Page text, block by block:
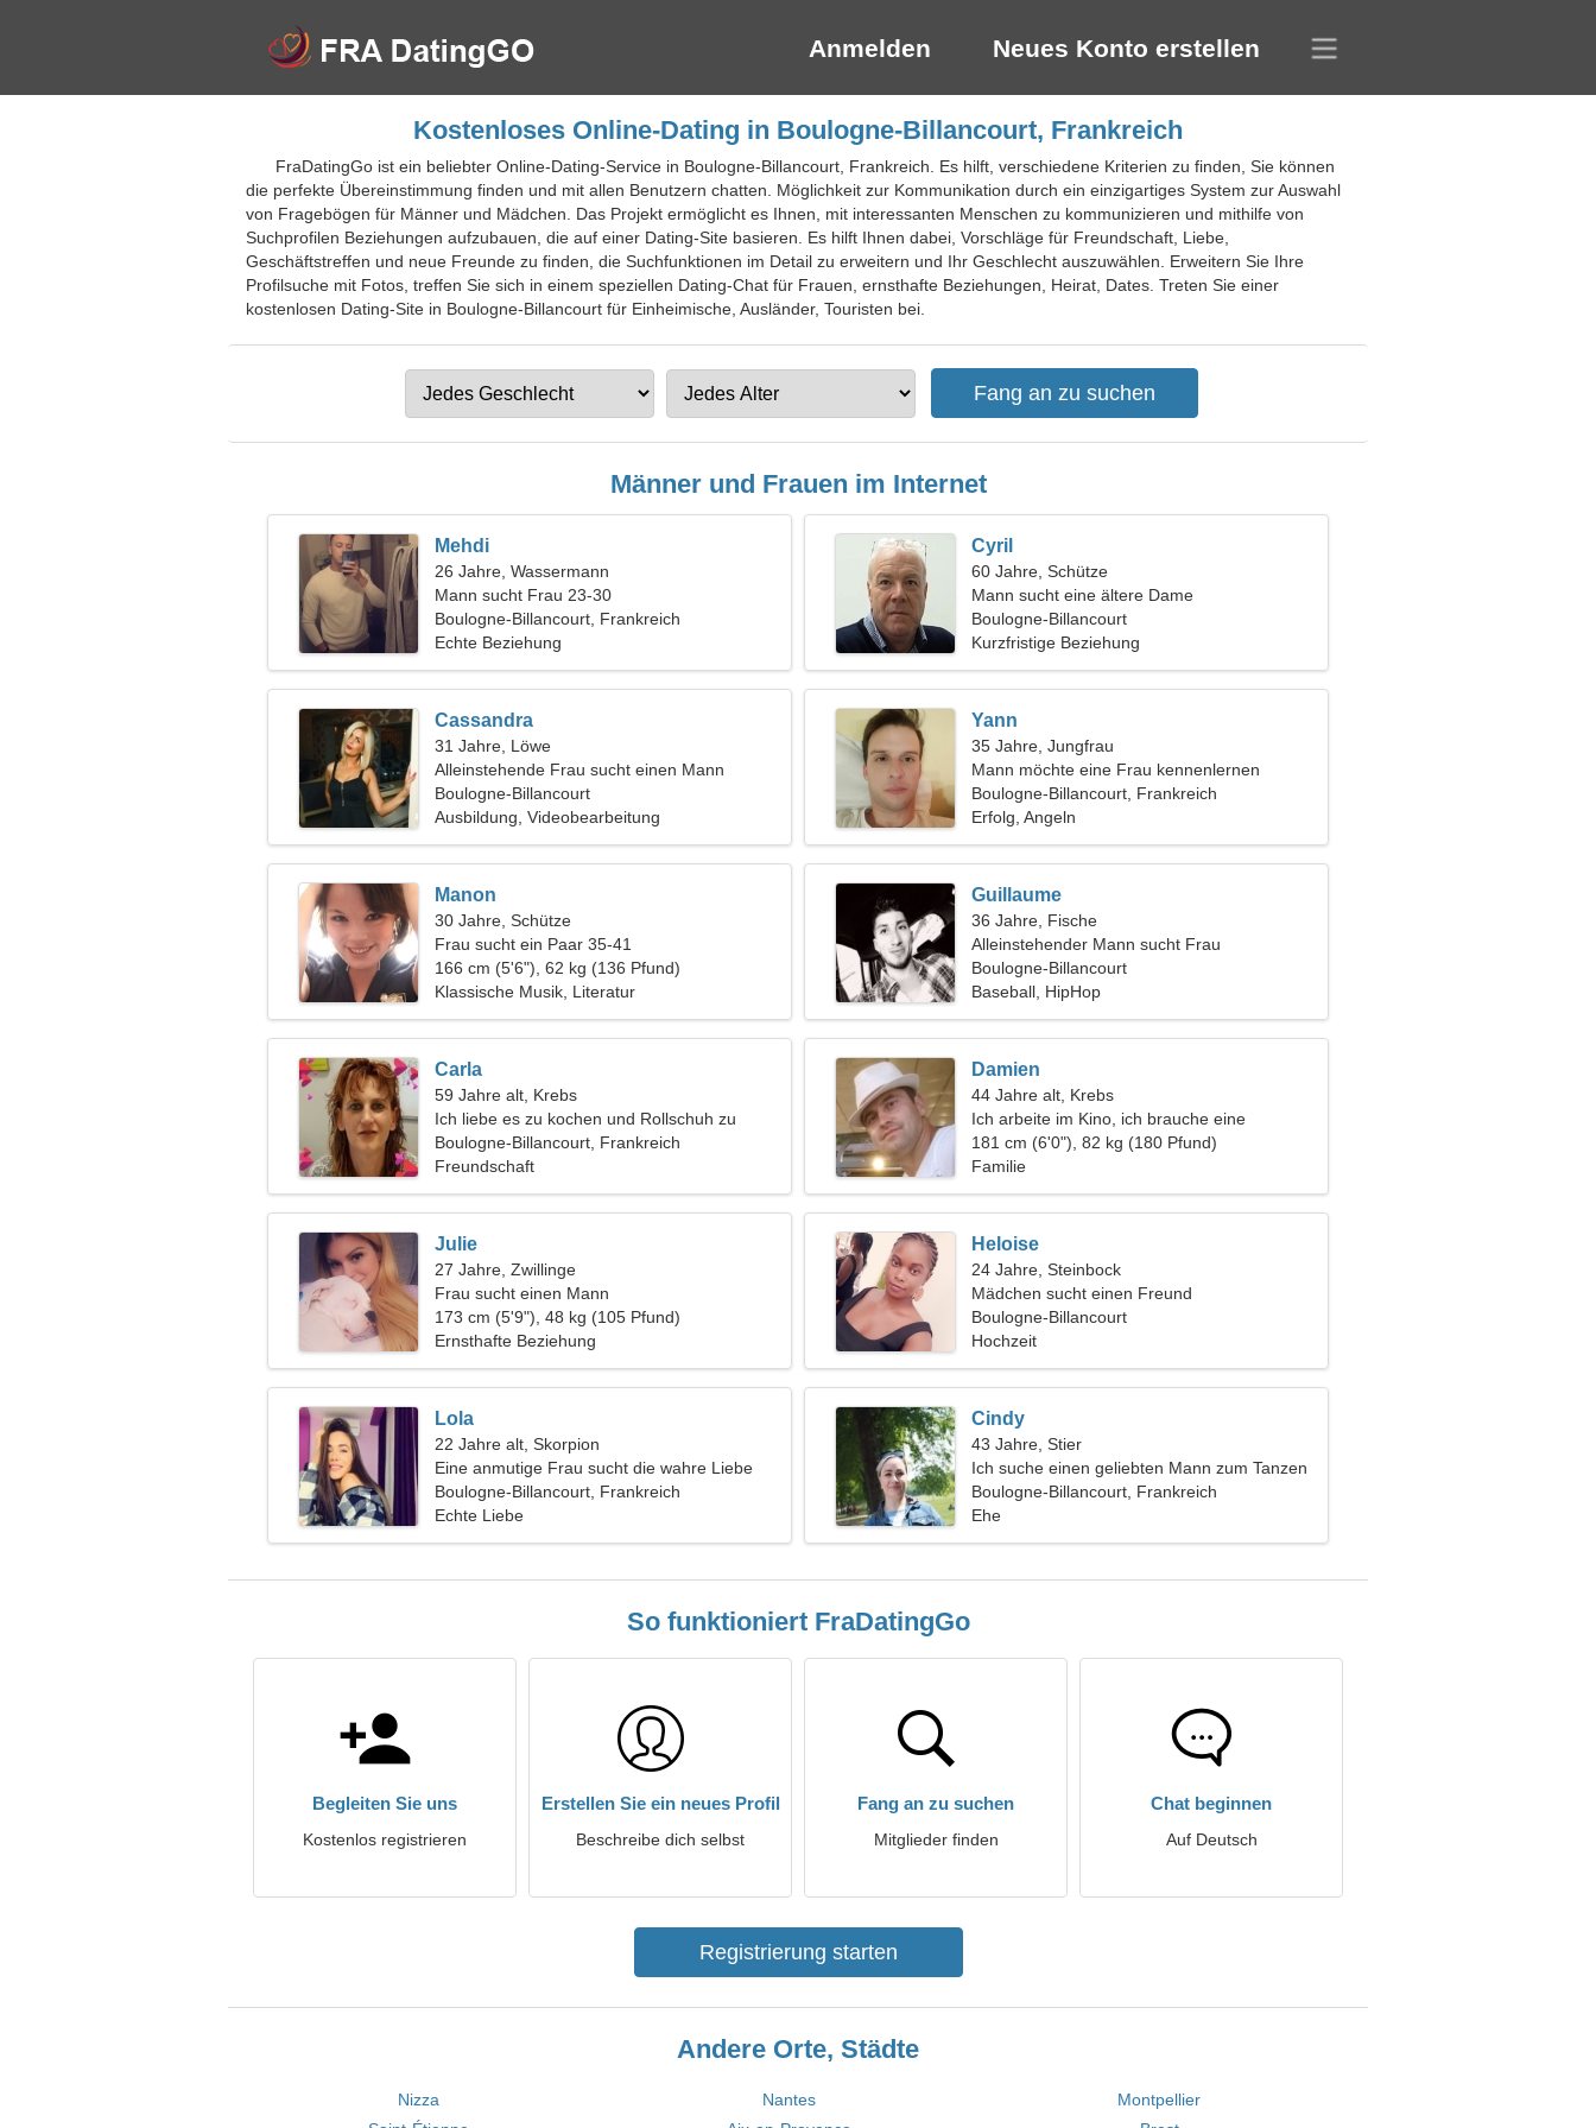
Anmelden Neues Konto erstellen
Kostenloses Online-Dating in Boulogne-Billancourt, Frankreich
FraDatingGo ist ein beliebter Online-Dating-Service in Boulogne-Billancourt, Frankreich. Es hilft, verschiedene Kriterien zu finden, Sie können
die perfekte Übereinstimmung finden und mit allen Benutzern chatten. Möglichkeit zur Kommunikation durch ein einzigartiges System zur Auswahl
von Fragebögen für Männer und Mädchen. Das Projekt ermöglicht es Ihnen, mit interessanten Menschen zu kommunizieren und mithilfe von
Suchprofilen Beziehungen aufzubauen, die auf einer Dating-Site basieren. Es hilft Ihnen dabei, Vorschläge für Freundschaft, Liebe,
Geschäftstreffen und neue Freunde zu finden, die Suchfunktionen im Detail zu erweitern und Ihr Geschlecht auszuwählen. Erweitern Sie Ihre
Profilsuche mit Fotos, treffen Sie sich in einem speziellen Dating-Chat für Frauen, ernsthafte Beziehungen, Heirat, Dates. Treten Sie einer
kostenlosen Dating-Site in Boulogne-Billancourt für Einheimische, Ausländer, Touristen bei.
Männer und Frauen im Internet
Mehdi
26 Jahre, Wassermann
Mann sucht Frau 23-30
Boulogne-Billancourt, Frankreich
Echte Beziehung
Cyril
60 Jahre, Schütze
Mann sucht eine ältere Dame
Boulogne-Billancourt
Kurzfristige Beziehung
Cassandra
31 Jahre, Löwe
Alleinstehende Frau sucht einen Mann
Boulogne-Billancourt
Ausbildung, Videobearbeitung
Yann
35 Jahre, Jungfrau
Mann möchte eine Frau kennenlernen
Boulogne-Billancourt, Frankreich
Erfolg, Angeln
Manon
30 Jahre, Schütze
Frau sucht ein Paar 35-41
166 cm (5'6"), 62 kg (136 Pfund)
Klassische Musik, Literatur
Guillaume
36 Jahre, Fische
Alleinstehender Mann sucht Frau
Boulogne-Billancourt
Baseball, HipHop
Carla
59 Jahre alt, Krebs
Ich liebe es zu kochen und Rollschuh zu
laufen
Boulogne-Billancourt, Frankreich
Freundschaft
Damien
44 Jahre alt, Krebs
Ich arbeite im Kino, ich brauche eine
fantastische Frau
181 cm (6'0"), 82 kg (180 Pfund)
Familie
Julie
27 Jahre, Zwillinge
Frau sucht einen Mann
173 cm (5'9"), 48 kg (105 Pfund)
Ernsthafte Beziehung
Heloise
24 Jahre, Steinbock
Mädchen sucht einen Freund
Boulogne-Billancourt
Hochzeit
Lola
22 Jahre alt, Skorpion
Eine anmutige Frau sucht die wahre Liebe
Boulogne-Billancourt, Frankreich
Echte Liebe
Cindy
43 Jahre, Stier
Ich suche einen geliebten Mann zum Tanzen
Boulogne-Billancourt, Frankreich
Ehe
So funktioniert FraDatingGo
Begleiten Sie uns
Kostenlos registrieren
Erstellen Sie ein neues Profil
Beschreibe dich selbst
Fang an zu suchen
Mitglieder finden
Chat beginnen
Auf Deutsch
Registrierung starten
Andere Orte, Städte
Nizza Nantes
Montpellier